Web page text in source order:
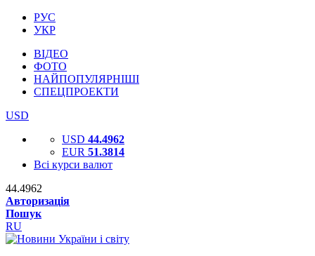
РУС
УКР
ВІДЕО
ФОТО
НАЙПОПУЛЯРНІШІ
СПЕЦПРОЕКТИ
USD
USD 44.4962
EUR 51.3814
Всі курси валют
44.4962
Авторизація
Пошук
RU